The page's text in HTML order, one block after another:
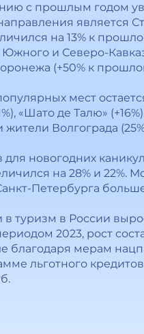
с прошлым годом
является
на 13% к
и Северо-
(+50% к
мест
«Шато де Талю»
Волгограда
новогодних
на 28% и 22%.
Петербурга
в России
2023, рост
благодаря мерам
льготного